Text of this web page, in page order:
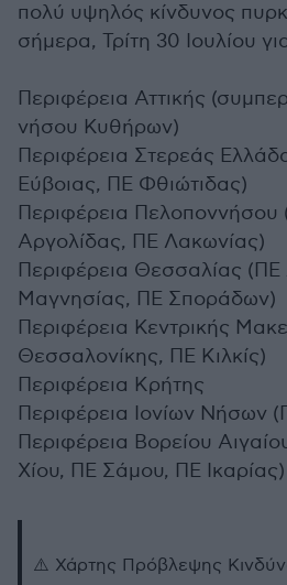
πολύ υψηλός κίνδυνος
σήμερα, Τρίτη 30 Ιουλίου
Περιφέρεια Αττικής
νήσου Κυθήρων)
Περιφέρεια Στερεάς
Εύβοιας, ΠΕ Φθιώτιδας)
Περιφέρεια Πελοποννήσου
Αργολίδας, ΠΕ Λακωνίας)
Περιφέρεια Θεσσαλίας
Μαγνησίας, ΠΕ Σποράδων)
Περιφέρεια Κεντρικής
Θεσσαλονίκης, ΠΕ Κιλκίς)
Περιφέρεια Κρήτης
Περιφέρεια Ιονίων Νήσων
Περιφέρεια Βορείου
Χίου, ΠΕ Σάμου, ΠΕ Ικαρίας)
⚠️ Χάρτης Πρόβλεψης